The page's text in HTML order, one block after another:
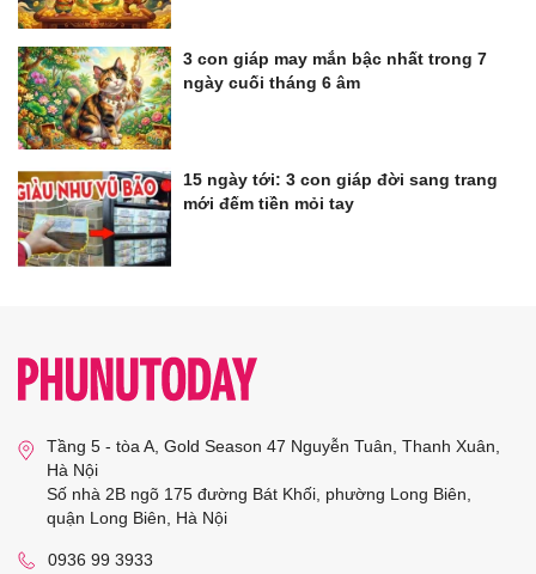
3 con giáp may mắn bậc nhất trong 7
ngày cuối tháng 6 âm
15 ngày tới: 3 con giáp đời sang trang
mới đếm tiền mỏi tay
Tầng 5 - tòa A, Gold Season 47 Nguyễn Tuân, Thanh Xuân,
Hà Nội
Số nhà 2B ngõ 175 đường Bát Khối, phường Long Biên,
quận Long Biên, Hà Nội
0936 99 3933